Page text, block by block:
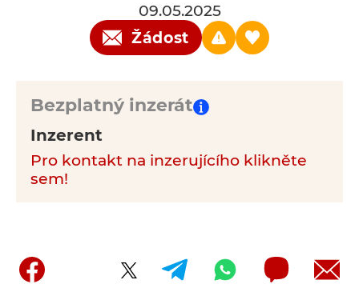
09.05.2025
Žádost
Bezplatný inzerát
Inzerent
Pro kontakt na inzerujícího klikněte
sem!